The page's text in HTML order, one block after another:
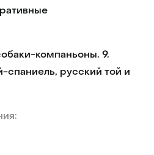
компаньоны. 9.
спаниель, русский той и